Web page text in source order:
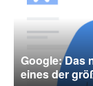
Google: Das
eines der